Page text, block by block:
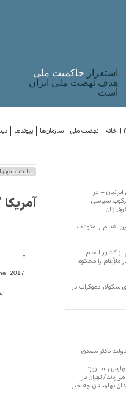
استقرار حاکميت ملی
هدف نهضت ملی ایران
است
پیوندها سازمان‌ها نهضت ملی خانه
سایت ملیون
-
2017
– در
سیاسی–
زنان
اعدام را متوقف
از کشور انجام
ملأِعام را محکوم
سکولار دموکرات در
دولت دکتر مصدق
سالروز:
تهران در
۳۰ تیر ۱۳۳۱ میدان بهارستان چه خبر